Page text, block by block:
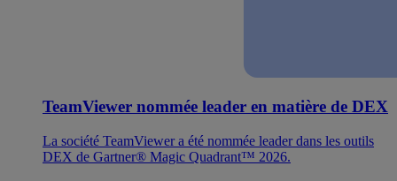
TeamViewer nommée leader en matière de DEX
La société TeamViewer a été nommée leader dans les outils
DEX de Gartner® Magic Quadrant™ 2026.